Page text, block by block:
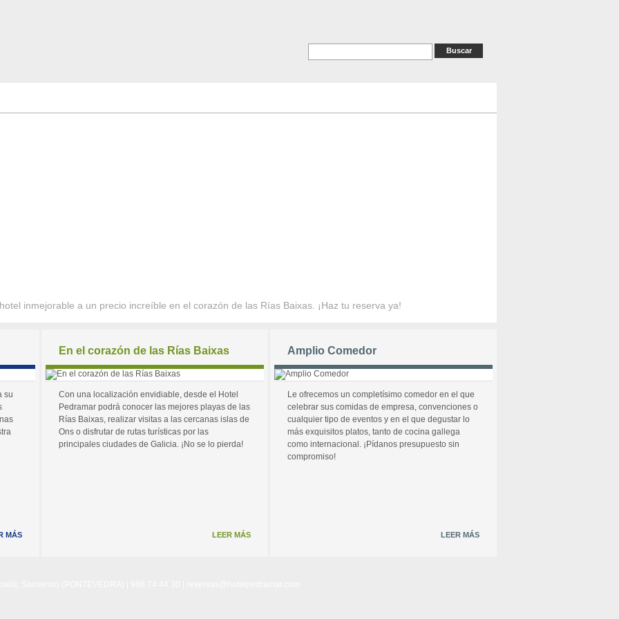
inmejorable a un precio increíble en el corazón de las Rías Baixas. ¡Haz tu reserva ya!
su
MÁS
En el corazón de las Rías Baixas
Con una localización envidiable, desde el Hotel
Pedramar podrá conocer las mejores playas de las
Rías Baixas, realizar visitas a las cercanas islas de
Ons o disfrutar de rutas turísticas por las
principales ciudades de Galicia. ¡No se lo pierda!
LEER MÁS
Amplio Comedor
Le ofrecemos un completísimo comedor en el que
celebrar sus comidas de empresa, convenciones o
cualquier tipo de eventos y en el que degustar lo
más exquisitos platos, tanto de cocina gallega
como internacional. ¡Pídanos presupuesto sin
compromiso!
LEER MÁS